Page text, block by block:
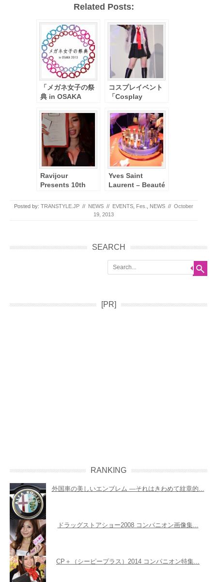
Related Posts:
「メガネ女子の祭
典 in OSAKA
定！！ ～メガネと
メークでキレイに
変身～ 11月1日
(金)～11月30日
(土)
コスプレイベント
「Cosplay
」ー東京ゲームシ
ョウ2013
Ravijour
Presents 10th
Party LINE UP 3/8
Yves Saint
Laurent – Beauté
[MAR. 30.13]
Posted by: TRANSTYLE.JP // NEWS // EVENTS Fes. NEWS // October
19, 2013
SEARCH
Search
[PR]
RANKING
外国車の美しいエンブレム ―それはきわめて紋章的...
ドラッグストアショー2008 コンパニオン画像集...
CP＋（シーピープラス）2014 コンパニオン特集...